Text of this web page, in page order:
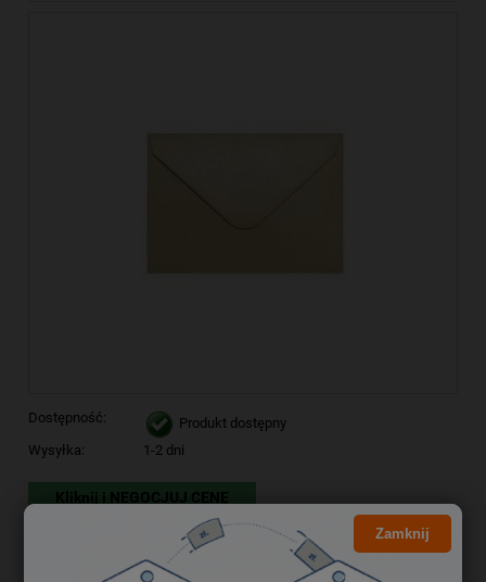
Dostępność:
Produkt dostępny
Wysyłka:
1-2 dni
Kliknij i NEGOCJUJ CENĘ
2,82 zł
Zamknij